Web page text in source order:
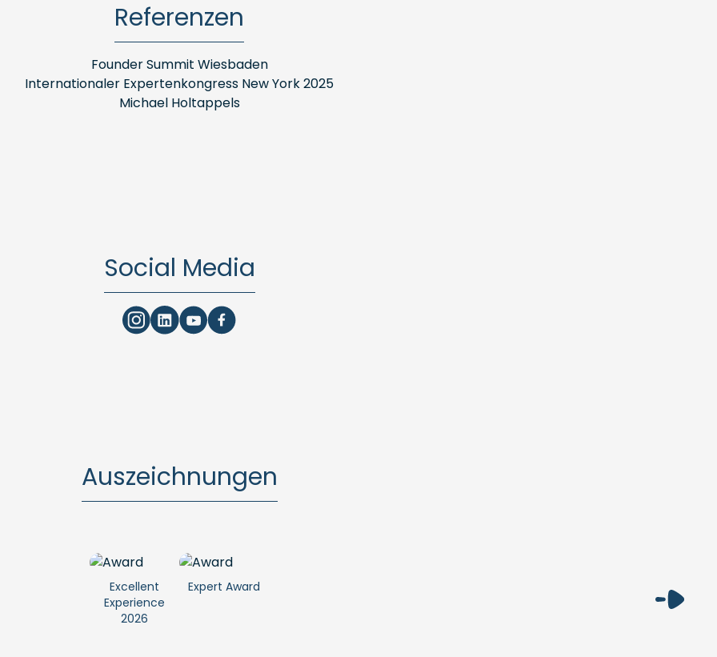
Referenzen
Founder Summit Wiesbaden
Internationaler Expertenkongress New York 2025
Michael Holtappels
Social Media
Auszeichnungen
Excellent
Experience
2026
Expert Award